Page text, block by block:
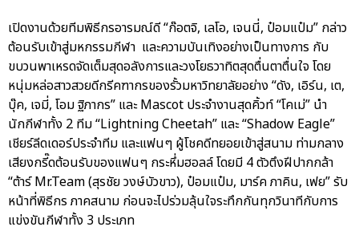
เปิดงานด้วยทีมพิธีกรอารมณ์ดี “ก๊อตจิ, เลโอ, เจนนี่, ป๋อมแป๋ม” กล่าว
ต้อนรับเข้าสู่มหกรรมกีฬา และความบันเทิงอย่างเป็นทางการ กับ
ขบวนพาเหรดจัดเต็มสุดอลังการและวงโยธวาทิตสุดตื่นตาตื่นใจ โดย
หนุ่มหล่อสาวสวยดีกรีคฑากรของรั้วมหาวิทยาลัยอย่าง “ดัง, เอิร์น, เต,
บุ๊ค, เจมี่, โอม ฐิภากร” และ Mascot ประจำงานสุดคิ้วท์ “โคเม่” นำ
นักกีฬาทั้ง 2 ทีม “Lightning Cheetah” และ “Shadow Eagle”
เชียร์ลีดเดอร์ประจำทีม และแฟนๆ ผู้โชคดีทยอยเข้าสู่สนาม ท่ามกลาง
เสียงกรี๊ดต้อนรับของแฟนๆ กระหึ่มฮอลล์ โดยมี 4 ตัวตึงฝีปากกล้า
“ต้าร์ Mr.Team (สุรชัย วงษ์บัวขาว), ป๋อมแป๋ม, มาร์ค ภาคิน, เฟย” รับ
หน้าที่พิธีกร ภาคสนาม ก่อนจะไปร่วมลุ้นใจระทึกกันทุกวินาทีกับการ
แข่งขันกีฬาทั้ง 3 ประเภท